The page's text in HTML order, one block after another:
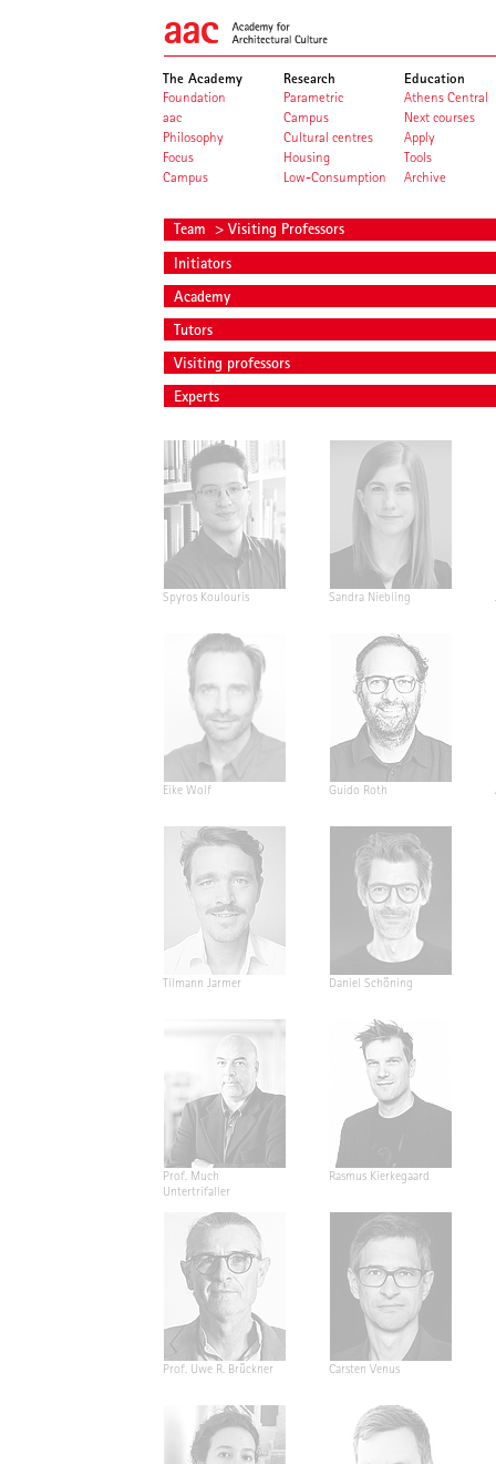
The Academy
Foundation
aac
Philosophy
Focus
Campus
Research
Parametric
Campus
Cultural centres
Housing
Low-Consumption
Education
Athens Central
Next courses
Apply
Tools
Archive
Team > Visiting Professors
Initiators
Academy
Tutors
Visiting professors
Experts
Spyros Koulouris Sandra Niebling
Eike Wolf Guido Roth
Tilmann Jarmer Daniel Schöning
Prof. Much
Untertrifaller
Rasmus Kierkegaard
Prof. Uwe R. Brückner Carsten Venus